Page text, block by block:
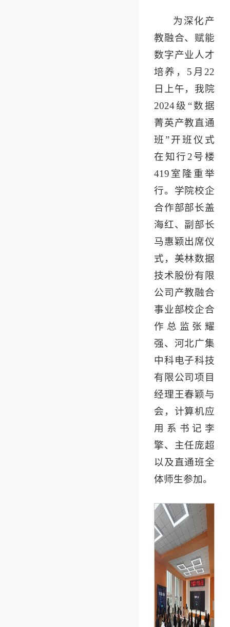
为深化产
教融合、赋能
数字产业人才
培养，5月22
日上午，我院
2024级“数据
菁英产教直通
班”开班仪式
在知行2号楼
419室隆重举
行。学院校企
合作部部长盖
海红、副部长
马惠颖出席仪
式，美林数据
技术股份有限
公司产教融合
事业部校企合
作总监张耀
强、河北广集
中科电子科技
有限公司项目
经理王春颖与
会，计算机应
用系书记李
擎、主任庞超
以及直通班全
体师生参加。